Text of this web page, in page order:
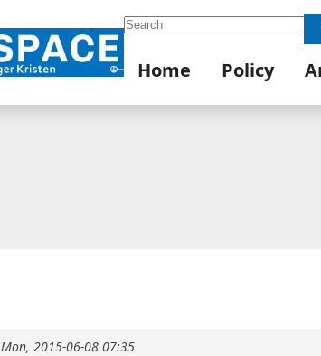
Search
Home Policy
Mon, 2015-06-08 07:35